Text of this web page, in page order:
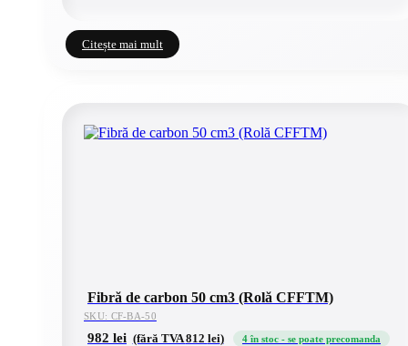
Citește mai mult
Fibră de carbon 50 cm3 (Rolă CFFTM)
SKU: CF-BA-50
982 lei (fără TVA812 lei) 4 în stoc - se poate precomanda